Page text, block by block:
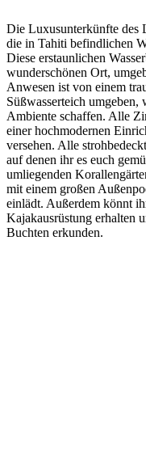
Die Luxusunterkünfte des
die in Tahiti befindlichen
Diese erstaunlichen
wunderschönen Ort,
Anwesen ist von einem
Süßwasserteich umgeben,
Ambiente schaffen. Alle
einer hochmodernen
versehen. Alle
auf denen ihr es euch
umliegenden
mit einem großen
einlädt. Außerdem könnt
Kajakausrüstung erhalten
Buchten erkunden.